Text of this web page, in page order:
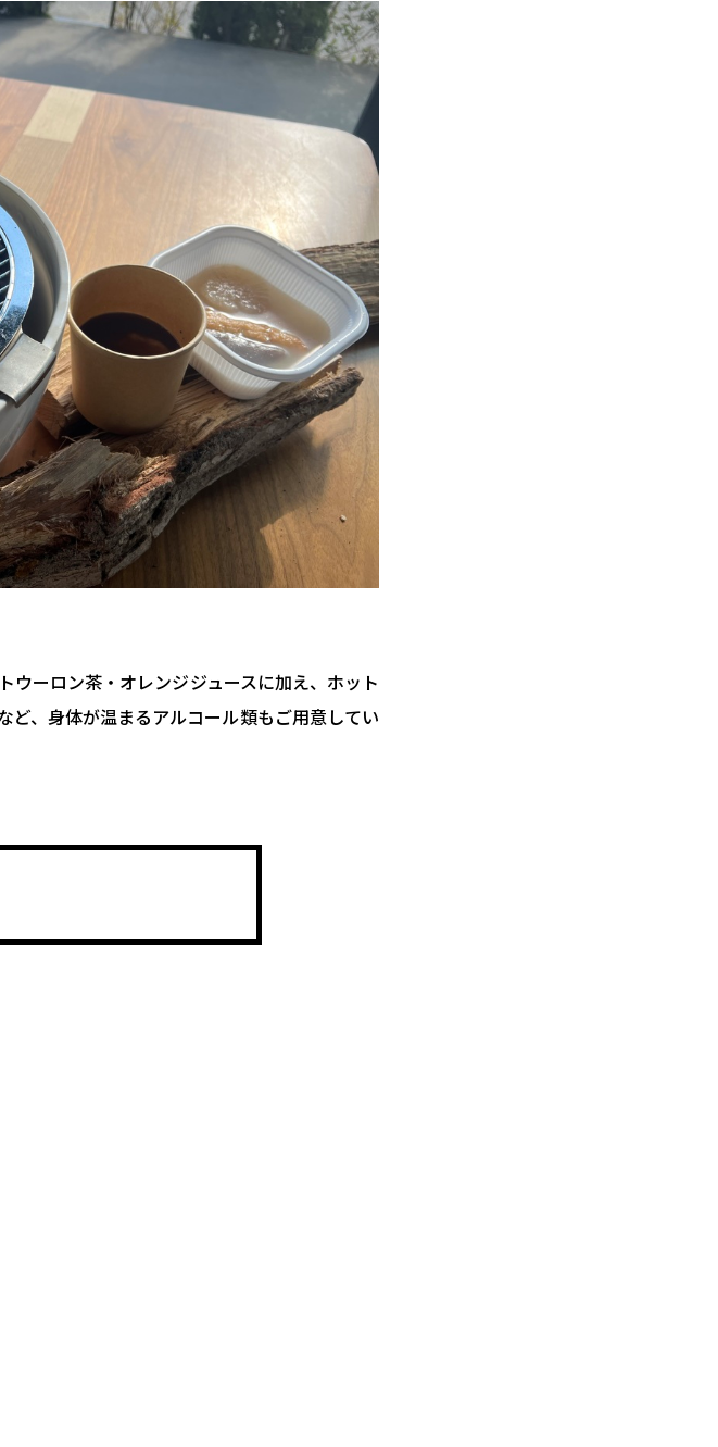
ウーロン茶・オレンジジュースに加え、ホット
ど、身体が温まるアルコール類もご用意してい